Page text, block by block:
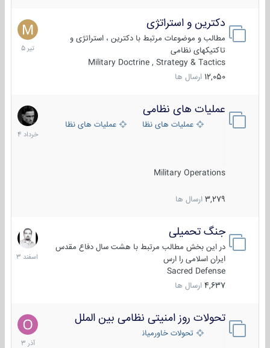
دکترین و استراتژی
مطالب و موضوعات مرتبط با دکترین ، استراتژی و
تاکتیکهای نظامی
Military Doctrine , Strategy & Tactics
12,050 ارسال ها
27
تیر
1405
عملیات های نظامی
عملیات های نظامی ایرانعملیات های نظامی خارجی
Military Operations
3,279 ارسال ها
5
خرداد
1404
جنگ تحمیلی
در این بخش مطالب مرتبط با هشت سال دفاع مقدس
ایران اسلامی را ارس
Sacred Defense
4,637 ارسال ها
20
اسفند
1403
تحولات روز امنیتی نظامی بین الملل
تحولات خاورمیانه
21
آذر
1403